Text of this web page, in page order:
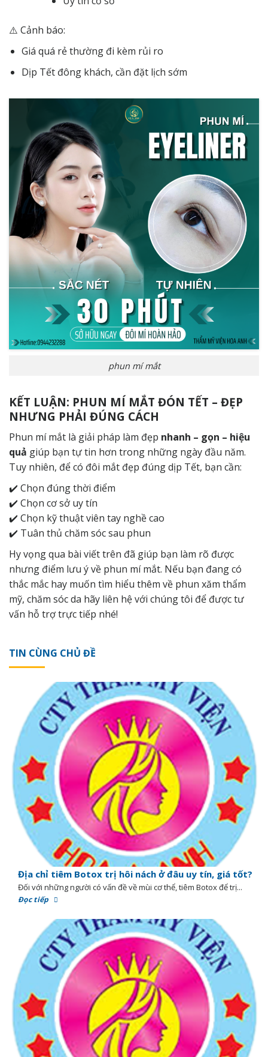
⚠️ Cảnh báo:
Giá quá rẻ thường đi kèm rủi ro
Dịp Tết đông khách, cần đặt lịch sớm
phun mí mắt
KẾT LUẬN: PHUN MÍ MẮT ĐÓN TẾT – ĐẸP
NHƯNG PHẢI ĐÚNG CÁCH
Phun mí mắt là giải pháp làm đẹp nhanh – gọn – hiệu
quả giúp bạn tự tin hơn trong những ngày đầu năm.
Tuy nhiên, để có đôi mắt đẹp đúng dịp Tết, bạn cần:
✔️ Chọn đúng thời điểm
✔️ Chọn cơ sở uy tín
✔️ Chọn kỹ thuật viên tay nghề cao
✔️ Tuân thủ chăm sóc sau phun
Hy vọng qua bài viết trên đã giúp bạn làm rõ được
nhưng điểm lưu ý về phun mí mắt. Nếu bạn đang có
thắc mắc hay muốn tìm hiểu thêm về phun xăm thẩm
mỹ, chăm sóc da hãy liên hệvới chúng tôi để được tư
vấn hỗ trợ trực tiếp nhé!
TIN CÙNG CHỦ ĐỀ
Địa chỉ tiêm Botox trị hôi nách ở đâu uy tín, giá tốt?
Đối với những người có vấn đề về mùi cơ thể, tiêm Botox để trị...
Đọc tiếp